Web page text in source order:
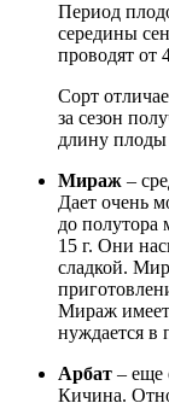
Период
середины
проводят от
Сорт
за сезон
длину плоды
Мираж –
Дает очень
до
15 г. Они
сладкой.
Мираж имеет
нуждается в
Арбат – еще
Кичина.